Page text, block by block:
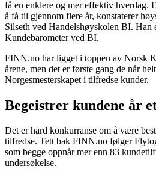
få en enklere og mer effektiv hverdag.
å få til gjennom flere år, konstaterer
Silseth ved Handelshøyskolen BI. Han
Kundebarometer ved BI.
FINN.no har ligget i toppen av Norsk
årene, men det er første gang de når
Norgesmesterskapet i tilfredse kunder.
Begeistrer kundene år
Det er hard konkurranse om å være
tilfredse. Tett bak FINN.no følger
som begge oppnår mer enn 83
undersøkelse.